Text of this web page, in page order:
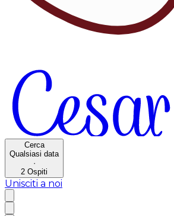
Cerca
Qualsiasi data
·
2 Ospiti
Unisciti a noi